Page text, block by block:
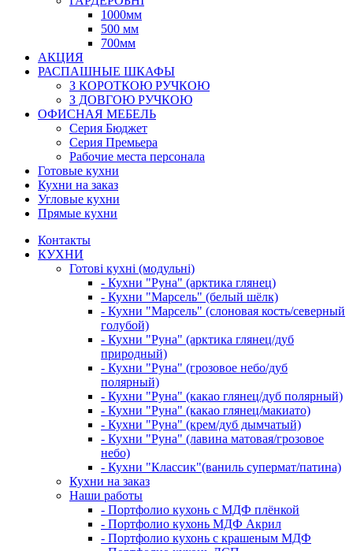
1000мм
500 мм
700мм
АКЦИЯ
РАСПАШНЫЕ ШКАФЫ
З КОРОТКОЮ РУЧКОЮ
З ДОВГОЮ РУЧКОЮ
ОФИСНАЯ МЕБЕЛЬ
Серия Бюджет
Серия Премьера
Рабочие места персонала
Готовые кухни
Кухни на заказ
Угловые кухни
Прямые кухни
Контакты
КУХНИ
Готові кухні (модульні)
- Кухни "Руна" (арктика глянец)
- Кухни "Марсель" (белый шёлк)
- Кухни "Марсель" (слоновая кость/северный
голубой)
- Кухни "Руна" (арктика глянец/дуб
природный)
- Кухни "Руна" (грозовое небо/дуб
полярный)
- Кухни "Руна" (какао глянец/дуб полярный)
- Кухни "Руна" (какао глянец/макиато)
- Кухни "Руна" (крем/дуб дымчатый)
- Кухни "Руна" (лавина матовая/грозовое
небо)
- Кухни "Классик"(ваниль супермат/патина)
Кухни на заказ
Наши работы
- Портфолио кухонь с МДФ плёнкой
- Портфолио кухонь МДФ Акрил
- Портфолио кухонь с крашеным МДФ